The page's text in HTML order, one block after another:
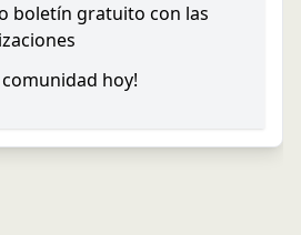
boletín gratuito con las
hoy!